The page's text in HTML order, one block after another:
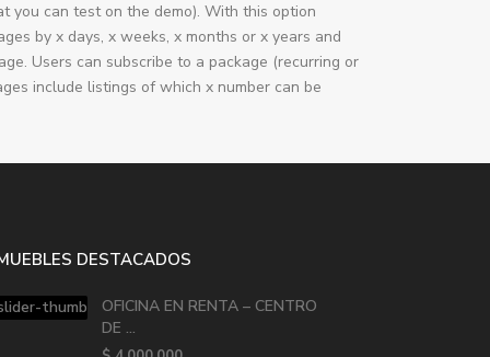
you can test on the demo). With this option
by x days, x weeks, x months or x years and
Users can subscribe to a package (recurring or
include listings of which x number can be
DESTACADOS
OFICINA EN RENTA – CENTRO
DE ...